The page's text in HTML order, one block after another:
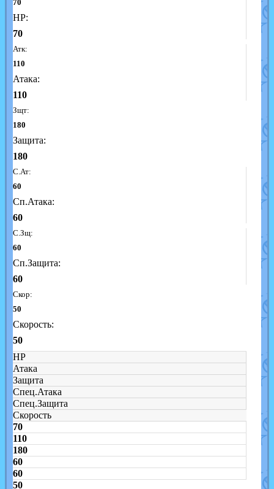
70
HP:
70
Атк:
110
Атака:
110
Зщт:
180
Защита:
180
С.Ат:
60
Сп.Атака:
60
С.Зщ:
60
Сп.Защита:
60
Скор:
50
Скорость:
50
HP
Атака
Защита
Спец.Атака
Спец.Защита
Скорость
70
110
180
60
60
50